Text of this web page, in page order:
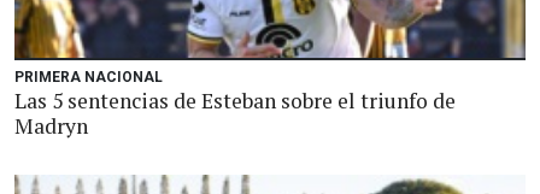
PRIMERA NACIONAL
Las 5 sentencias de Esteban sobre el triunfo de
Madryn